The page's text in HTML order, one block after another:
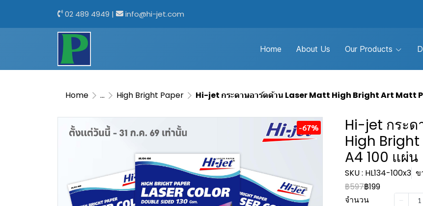
02 489 4949 | info@hi-jet.com
Home About Us Our Products
Home ... High Bright Paper Hi-jet กระดาษอาร์ตด้าน Laser Matt High Bright Art Matt
-67%
Hi-jet กระ
High
A4 100 แผ่น
SKU : HL134-100x3 ข
฿597฿199
จำนวน